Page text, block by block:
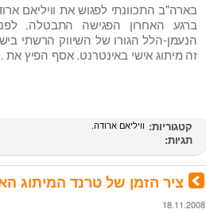
בארה"ב התכוונתי לפגוש את וויליאם
ברגע האחרון הפגישה התבטלה.
הנעמן-הלל הגורו של השיווק הרשתי
זה מיתוג אישי באינטרנט. אסף הפיץ את
קטגוריות: וויליאם ארודה
תגיות:
ציר הזמן של טרנד המיתוג
18.11.2008